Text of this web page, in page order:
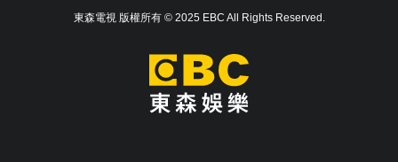
東森電視 版權所有 © 2025 EBC All Rights Reserved.